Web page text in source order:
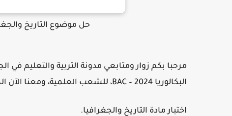
حل موضوع التاريخ والجغرافيا
مرحبا بكم زوار ومتابعي مدونة التربية والتعليم
البكالوريا 2024 – BAC، للشعب العلمية، ومعنا الآن الموضوع خاص بـ: امتحان التاريخ والجغرافيا شعب علمية.
اختبار مادة التاريخ والجغرافيا.